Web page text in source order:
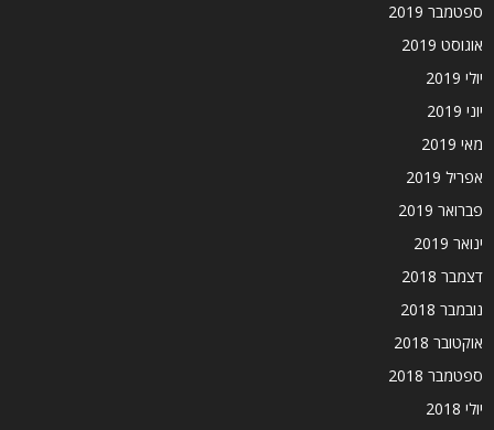
ספטמבר 2019
אוגוסט 2019
יולי 2019
יוני 2019
מאי 2019
אפריל 2019
פברואר 2019
ינואר 2019
דצמבר 2018
נובמבר 2018
אוקטובר 2018
ספטמבר 2018
יולי 2018